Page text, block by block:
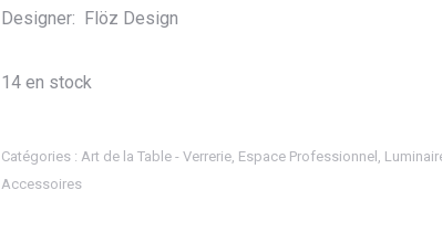
Designer: Flöz Design
14 en stock
Catégories : Art de la Table - Verrerie, Espace Professionnel ,
Accessoires